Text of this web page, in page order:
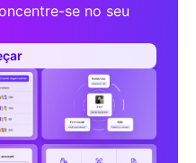
se no seu